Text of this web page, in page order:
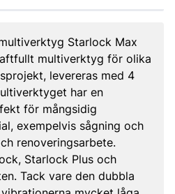
Starlock Max
multiverktyg för olika
levereras med 4
har en
för mångsidig
exempelvis sågning och
renoveringsarbete.
Starlock Plus och
Tack vare den dubbla